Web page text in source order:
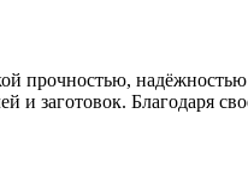
прочностью,
и заготовок. Благодаря